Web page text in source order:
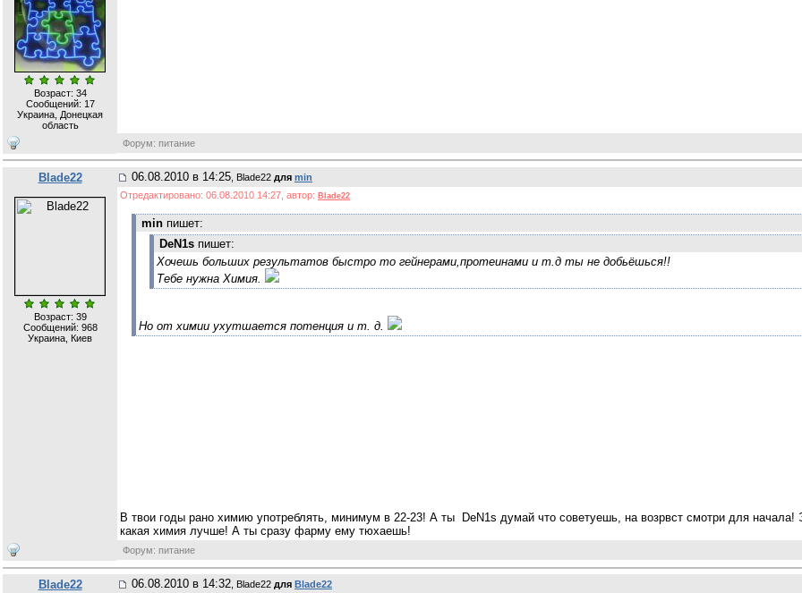
Возраст: 34
Сообщений: 17
Украина, Донецкая
область
Форум: питание
Blade22 06.08.2010 в 14:25 , Blade22 для min
Возраст: 39
Сообщений: 968
Украина, Киев
Отредактировано: 06.08.2010 14:27, автор: Blade22
minпишет:
DeN1sпишет:
Хочешь больших результатов быстро то гейнерами,протеинами и т.д ты не добьёшься!!
Тебе нужна Химия.
Но от химии ухутшается потенция и т. д.
В твои годы рано химию употреблять, минимум в 22-23! А ты DeN1s думай что советуешь, на возрвст смотри для
какая химия лучше! А ты сразу фарму ему тюхаешь!
Форум: питание
Blade22 06.08.2010 в 14:32 , Blade22 для Blade22